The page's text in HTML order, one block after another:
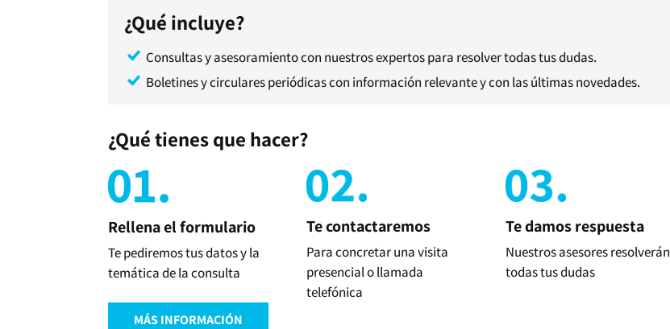
¿Qué incluye?
Consultas y asesoramiento con nuestros expertos para resolver todas tus dudas.
Boletines y circulares periódicas con información relevante y con las últimas novedades.
¿Qué tienes que hacer?
Rellena el formulario
Te pediremos tus datos y la
temática de la consulta
Te contactaremos
Para concretar una visita
presencial o llamada
telefónica
Te damos respuesta
Nuestros asesores resolverán
todas tus dudas
MÁS INFORMACIÓN